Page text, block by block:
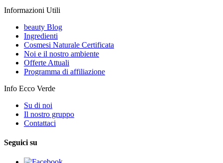
Informazioni Utili
beauty Blog
Ingredienti
Cosmesi Naturale Certificata
Noi e il nostro ambiente
Offerte Attuali
Programma di affiliazione
Info Ecco Verde
Su di noi
Il nostro gruppo
Contattaci
Seguici su